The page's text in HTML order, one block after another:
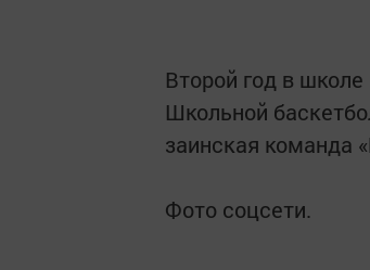
Второй год в
Школьной
заинская
Фото соцсети.